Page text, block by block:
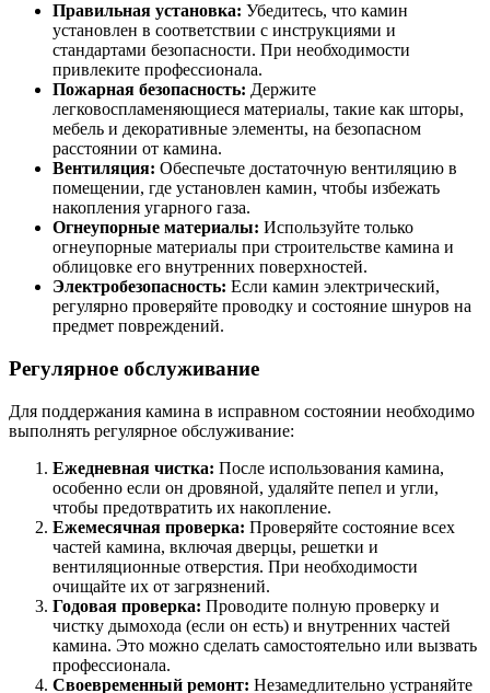
Правильная установка: Убедитесь, что камин
установлен в соответствии с инструкциями и
стандартами безопасности. При необходимости
привлеките профессионала.
Пожарная безопасность: Держите
легковоспламеняющиеся материалы, такие как шторы,
мебель и декоративные элементы, на безопасном
расстоянии от камина.
Вентиляция: Обеспечьте достаточную вентиляцию в
помещении, где установлен камин, чтобы избежать
накопления угарного газа.
Огнеупорные материалы: Используйте только
огнеупорные материалы при строительстве камина и
облицовке его внутренних поверхностей.
Электробезопасность: Если камин электрический,
регулярно проверяйте проводку и состояние шнуров на
предмет повреждений.
Регулярное обслуживание
Для поддержания камина в исправном состоянии необходимо
выполнять регулярное обслуживание:
Ежедневная чистка: После использования камина,
особенно если он дровяной, удаляйте пепел и угли,
чтобы предотвратить их накопление.
Ежемесячная проверка: Проверяйте состояние всех
частей камина, включая дверцы, решетки и
вентиляционные отверстия. При необходимости
очищайте их от загрязнений.
Годовая проверка: Проводите полную проверку и
чистку дымохода (если он есть) и внутренних частей
камина. Это можно сделать самостоятельно или вызвать
профессионала.
Своевременный ремонт: Незамедлительно устраняйте